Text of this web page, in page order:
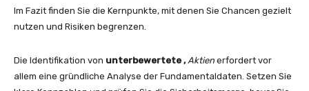
Im Fazit finden Sie die Kernpunkte, mit denen Sie Chancen gezielt
nutzen und Risiken begrenzen.
Die Identifikation von unterbewertete , Aktien erfordert vor
allem eine gründliche Analyse der Fundamentaldaten. Setzen Sie